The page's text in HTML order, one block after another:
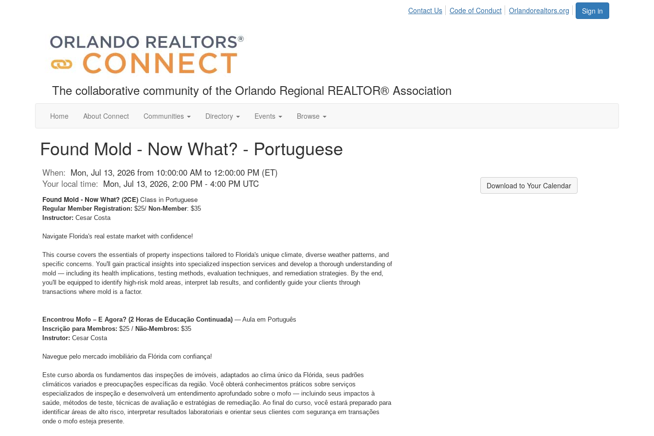
Sign in
Contact Us Code of Conduct Orlandorealtors.org
The collaborative community of the Orlando Regional REALTOR® Association
Home About Connect Communities Directory Events Browse
Found Mold - Now What? - Portuguese
When: Mon, Jul 13, 2026 from 10:00:00 AM to 12:00:00 PM (ET)
Your local time: Mon, Jul 13, 2026, 2:00 PM - 4:00 PM UTC
Found Mold - Now What? (2CE) Class in Portuguese
Regular Member Registration: $25/ Non-Member: $35
Instructor: Cesar Costa
Navigate Florida's real estate market with confidence!
This course covers the essentials of property inspections tailored to Florida's unique climate, diverse weather patterns, and
specific concerns. You'll gain practical insights into specialized inspection services and develop a thorough understanding of
mold — including its health implications, testing methods, evaluation techniques, and remediation strategies. By the end,
you'll be equipped to identify high-risk mold areas, interpret lab results, and confidently guide your clients through
transactions where mold is a factor.
Encontrou Mofo – E Agora? (2 Horas de Educação Continuada) — Aula em Português
Inscrição para Membros: $25 / Não-Membros: $35
Instrutor: Cesar Costa
Navegue pelo mercado imobiliário da Flórida com confiança!
Este curso aborda os fundamentos das inspeções de imóveis, adaptados ao clima único da Flórida, seus padrões
climáticos variados e preocupações específicas da região. Você obterá conhecimentos práticos sobre serviços
especializados de inspeção e desenvolverá um entendimento aprofundado sobre o mofo — incluindo seus impactos à
saúde, métodos de teste, técnicas de avaliação e estratégias de remediação. Ao final do curso, você estará preparado para
identificar áreas de alto risco, interpretar resultados laboratoriais e orientar seus clientes com segurança em transações
onde o mofo esteja presente.
Download to Your Calendar